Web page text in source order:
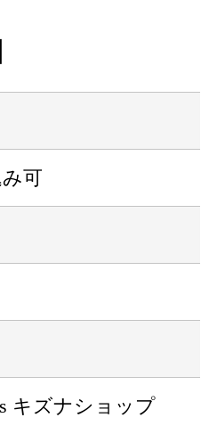
可
キズナショップ